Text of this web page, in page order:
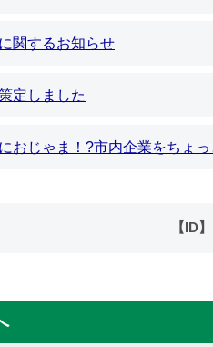
関するお知らせ
定しました
おじゃま！?市内企業をちょっ
【ID】